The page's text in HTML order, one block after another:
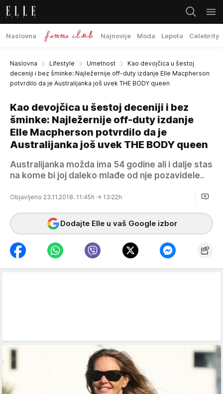
Naslovna Najnovije Moda Lepota Celebrity
Naslovna Lifestyle Umetnost
Kao devojčica u šestoj
deceniji i bez šminke: Najležernije off-duty izdanje Elle Macpherson
potvrdilo da je Australijanka još uvek THE BODY queen
Kao devojčica u šestoj deceniji i bez
šminke: Najležernije off-duty izdanje
Elle Macpherson potvrdilo da je
Australijanka još uvek THE BODY queen
Australijanka možda ima 54 godine ali i dalje stas
na kome bi joj daleko mlađe od nje pozavidele..
Objavljeno 23.11.2018. 11:45h → 13:22h
Dodajte Elle u vaš Google izbor